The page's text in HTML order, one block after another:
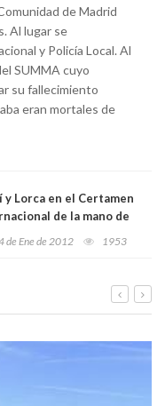
de Madrid
Al lugar se
y Policía Local. Al
SUMMA cuyo
su fallecimiento
eran mortales de
y Lorca en el Certamen
de la mano de
de Ene de 2012 1953